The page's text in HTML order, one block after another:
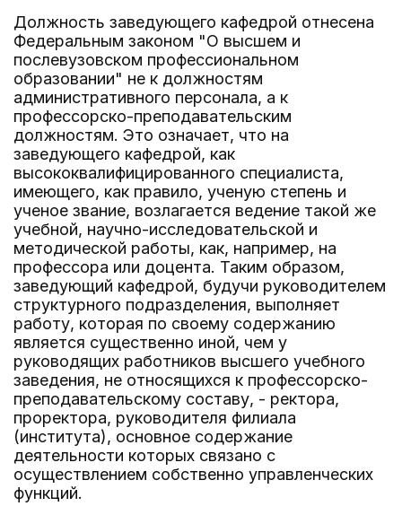
Должность заведующего кафедрой отнесена
Федеральным законом "О высшем и
послевузовском профессиональном
образовании" не к должностям
административного персонала, а к
профессорско-преподавательским
должностям. Это означает, что на
заведующего кафедрой, как
высококвалифицированного специалиста,
имеющего, как правило, ученую степень и
ученое звание, возлагается ведение такой же
учебной, научно-исследовательской и
методической работы, как, например, на
профессора или доцента. Таким образом,
заведующий кафедрой, будучи руководителем
структурного подразделения, выполняет
работу, которая по своему содержанию
является существенно иной, чем у
руководящих работников высшего учебного
заведения, не относящихся к профессорско-
преподавательскому составу, - ректора,
проректора, руководителя филиала
(института), основное содержание
деятельности которых связано с
осуществлением собственно управленческих
функций.